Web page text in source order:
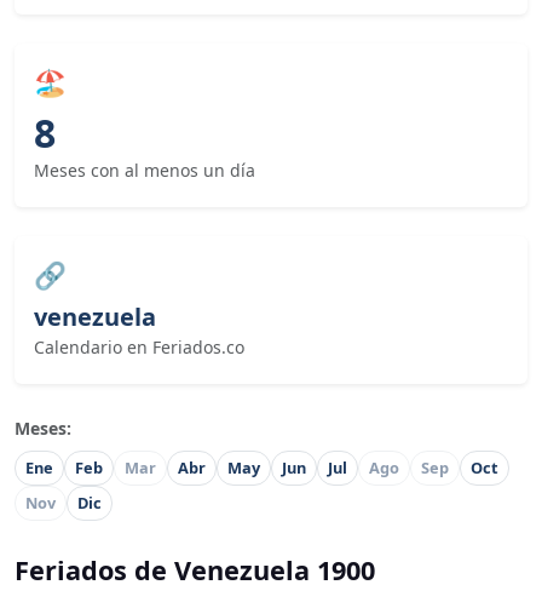
🏖
8
Meses con al menos un día
🔗
venezuela
Calendario en Feriados.co
Meses:
Ene Feb Mar Abr May Jun Jul Ago Sep
Oct
Nov
Dic
Feriados de Venezuela 1900